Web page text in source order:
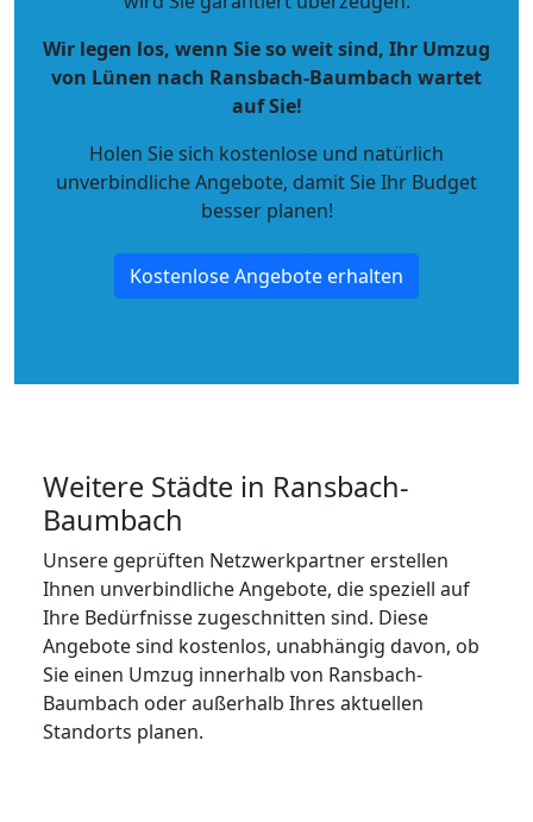
Wir legen los, wenn Sie so weit sind, Ihr Umzug
von Lünen nach Ransbach-Baumbach wartet
auf Sie!
Holen Sie sich kostenlose und natürlich
unverbindliche Angebote, damit Sie Ihr Budget
besser planen!
Kostenlose Angebote erhalten
Weitere Städte in Ransbach-
Baumbach
Unsere geprüften Netzwerkpartner erstellen
Ihnen unverbindliche Angebote, die speziell auf
Ihre Bedürfnisse zugeschnitten sind. Diese
Angebote sind kostenlos, unabhängig davon, ob
Sie einen Umzug innerhalb von Ransbach-
Baumbach oder außerhalb Ihres aktuellen
Standorts planen.